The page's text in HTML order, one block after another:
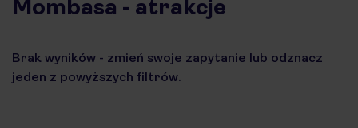
Mombasa - atrakcje
Brak wyników - zmień swoje zapytanie lub odznacz
jeden z powyższych filtrów.